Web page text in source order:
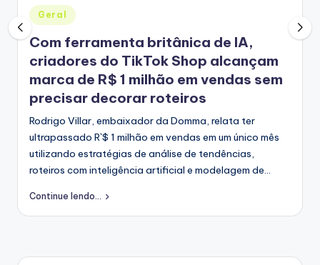
Posted
in
Geral
Com ferramenta britânica de IA,
criadores do TikTok Shop alcançam
marca de R$ 1 milhão em vendas sem
precisar decorar roteiros
Rodrigo Villar, embaixador da Domma, relata ter
ultrapassado R`$ 1 milhão em vendas em um único mês
utilizando estratégias de análise de tendências,
roteiros com inteligência artificial e modelagem de…
Continue lendo...